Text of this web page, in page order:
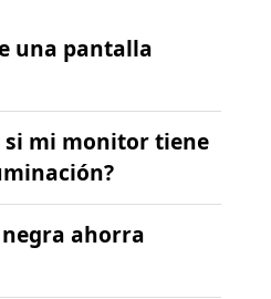
una pantalla
si mi monitor tiene
ahorra